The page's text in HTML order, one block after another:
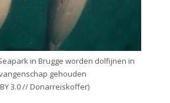
in Brugge worden dolfijnen in
gehouden
BY 3.0 // Donarreiskoffer)